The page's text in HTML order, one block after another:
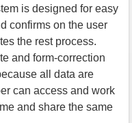
is designed for easy
confirms on the user
the rest process.
and form-correction
all data are
can access and work
and share the same